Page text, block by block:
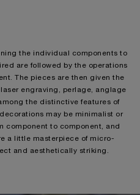
the individual components to
are followed by the operations
The pieces are then given the
engraving, perlage, anglage
the distinctive features of
may be minimalist or
component to component, and
a little masterpiece of micro-
and aesthetically striking.